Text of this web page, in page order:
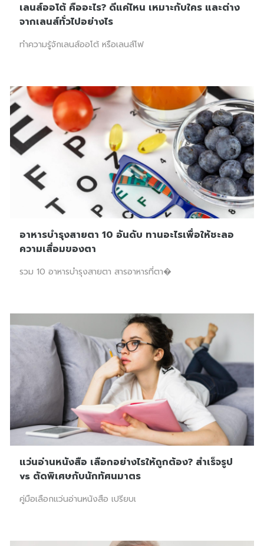
เลนส์ออโต้ คืออะไร? ดีแค่ไหน เหมาะกับใคร และต่าง
จากเลนส์ทั่วไปอย่างไร
ทำความรู้จักเลนส์ออโต้ หรือเลนส์โฟ
อาหารบำรุงสายตา 10 อันดับ ทานอะไรเพื่อให้ชะลอ
ความเสื่อมของตา
รวม 10 อาหารบำรุงสายตา สารอาหารที่ตา�
แว่นอ่านหนังสือ เลือกอย่างไรให้ถูกต้อง? สำเร็จรูป
vs ตัดพิเศษกับนักทัศนมาตร
คู่มือเลือกแว่นอ่านหนังสือ เปรียบเ